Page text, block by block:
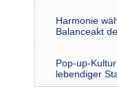
Harmonie
Balanceakt
Pop-up-
lebendiger